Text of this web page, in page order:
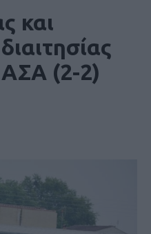
και
ΑΣΑ (2-2)